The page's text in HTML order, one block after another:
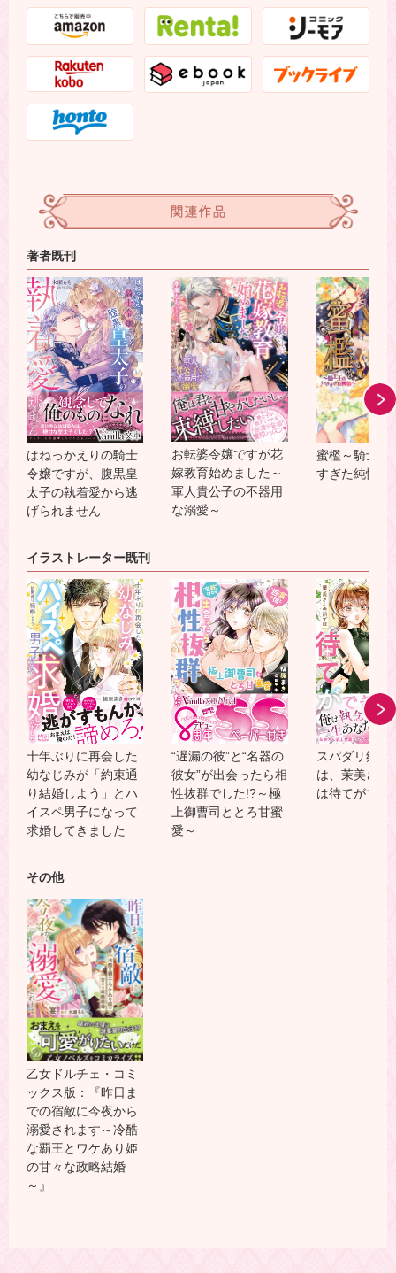
関連作品
著者既刊
はねっかえりの騎士
令嬢ですが、腹黒皇
太子の執着愛から逃
げられません
お転婆令嬢ですが花
嫁教育始めました～
軍人貴公子の不器用
な溺愛～
蜜檻～騎士王
すぎた純情～
イラストレーター既刊
十年ぶりに再会した
幼なじみが「約束通
り結婚しよう」とハ
イスペ男子になって
求婚してきました
“遅漏の彼”と“名器の
彼女”が出会ったら相
性抜群でした!?～極
上御曹司ととろ甘蜜
愛～
スパダリ郷田
は、茉美さん
は待てができ
その他
乙女ドルチェ・コミ
ックス版：『昨日ま
での宿敵に今夜から
溺愛されます～冷酷
な覇王とワケあり姫
の甘々な政略結婚
～』